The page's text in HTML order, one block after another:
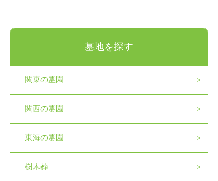
墓地を探す
関東の霊園
関西の霊園
東海の霊園
樹木葬